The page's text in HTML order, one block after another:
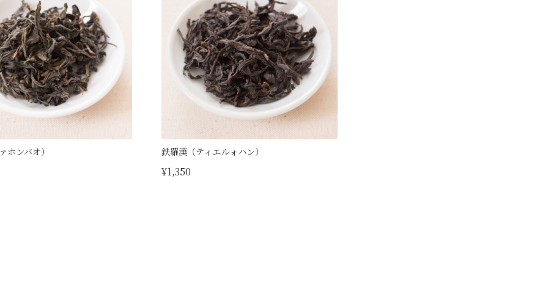
ホンバオ） 鉄羅漢（ティエルォハン）
¥1,350